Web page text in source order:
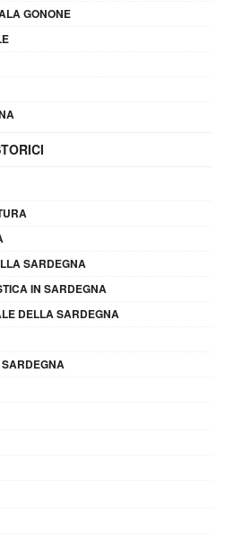
GONONE
SARDEGNA
IN SARDEGNA
DELLA SARDEGNA